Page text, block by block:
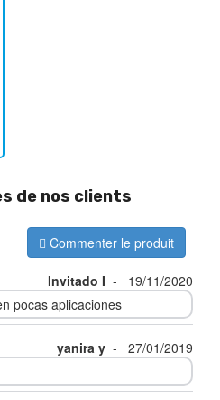
de nos clients
Commenter le produit
Invitado I -
19/11/2020
pocas aplicaciones
yanira y -
27/01/2019